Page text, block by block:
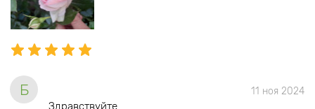
Б 11 ноя 2024
Здравствуйте.